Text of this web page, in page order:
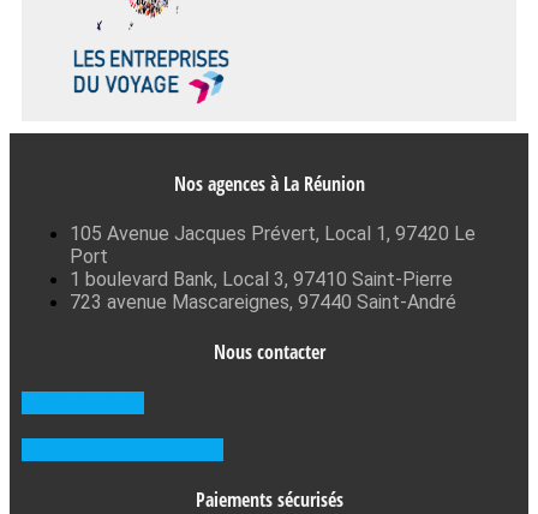
Nos agences à La Réunion
105 Avenue Jacques Prévert, Local 1, 97420 Le
Port
1 boulevard Bank, Local 3, 97410 Saint-Pierre
723 avenue Mascareignes, 97440 Saint-André
Nous contacter
Paiements sécurisés